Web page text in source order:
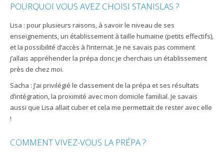
POURQUOI VOUS AVEZ CHOISI STANISLAS ?
Lisa : pour plusieurs raisons, à savoir le niveau de ses
enseignements, un établissement à taille humaine (petits effectifs),
et la possibilité d’accès à l’internat. Je ne savais pas comment
j’allais appréhender la prépa donc je cherchais un établissement
près de chez moi.
Sacha : J’ai privilégié le classement de la prépa et ses résultats
d’intégration, la proximité avec mon domicile familial. Je savais
aussi que Lisa allait cuber et cela me permettait de rester avec elle
!
COMMENT VIVEZ-VOUS LA PRÉPA ?